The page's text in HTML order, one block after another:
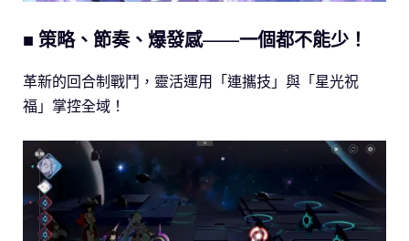
■ 策略、節奏、爆發感——一個都不能少！
革新的回合制戰鬥，靈活運用「連攜技」與「星光祝
福」掌控全域！